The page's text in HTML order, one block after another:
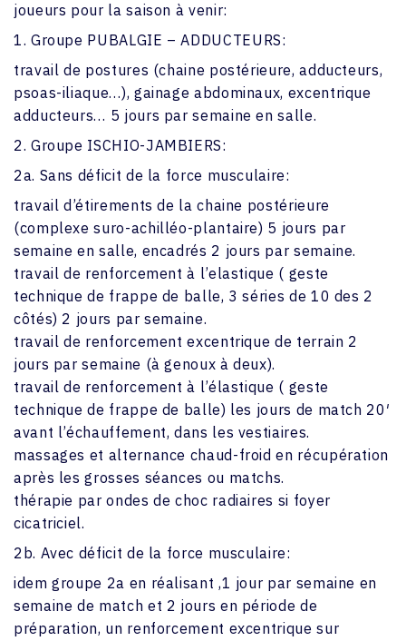
joueurs pour la saison à venir:
1. Groupe PUBALGIE – ADDUCTEURS:
travail de postures (chaine postérieure, adducteurs,
psoas-iliaque…), gainage abdominaux, excentrique
adducteurs… 5 jours par semaine en salle.
2. Groupe ISCHIO-JAMBIERS:
2a. Sans déficit de la force musculaire:
travail d’étirements de la chaine postérieure
(complexe suro-achilléo-plantaire) 5 jours par
semaine en salle, encadrés 2 jours par semaine.
travail de renforcement à l’elastique ( geste
technique de frappe de balle, 3 séries de 10 des 2
côtés) 2 jours par semaine.
travail de renforcement excentrique de terrain 2
jours par semaine (à genoux à deux).
travail de renforcement à l’élastique ( geste
technique de frappe de balle) les jours de match 20′
avant l’échauffement, dans les vestiaires.
massages et alternance chaud-froid en récupération
après les grosses séances ou matchs.
thérapie par ondes de choc radiaires si foyer
cicatriciel.
2b. Avec déficit de la force musculaire:
idem groupe 2a en réalisant ,1 jour par semaine en
semaine de match et 2 jours en période de
préparation, un renforcement excentrique sur